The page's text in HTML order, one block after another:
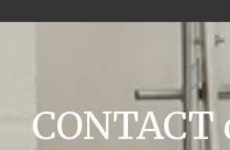
CONTACT